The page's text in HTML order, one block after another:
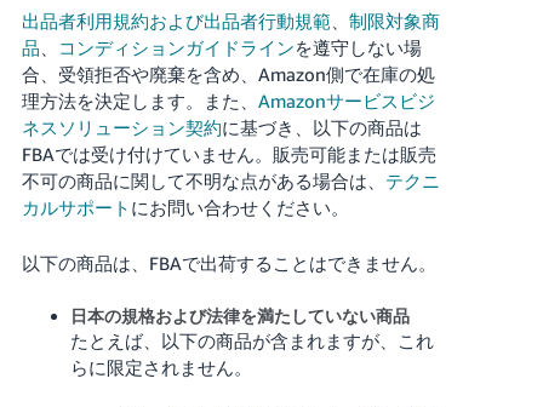
本
Español
- ES
Français
- FR
Italiano
- IT
한
국
어
出品者利用規約および出品者行動規範
制限対象商
品
コンディションガイドラインを遵守しない場
合、受領拒否や廃棄を含め、Amazon側で在庫の処
理方法を決定します。また、 Amazonサービスビジ
ネスソリューション契約に基づき、以下の商品は
FBAでは受け付けていません。販売可能または販売
不可の商品に関して不明な点がある場合は、 テクニ
カルサポート にお問い合わせください。
以下の商品は、FBAで出荷することはできません。
日本の規格および法律を満たしていない商品
たとえば、以下の商品が含まれますが、これ
らに限定されません。